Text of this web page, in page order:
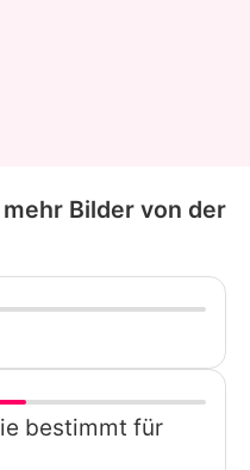
Bilder von der
bestimmt für